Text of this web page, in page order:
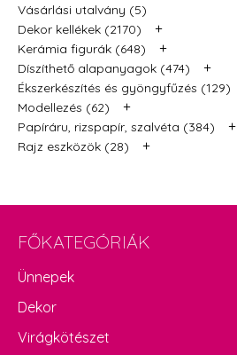
Vásárlási utalvány (5)
Dekor kellékek (2170)
+
Kerámia figurák (648) +
Díszíthető alapanyagok (474) +
Ékszerkészítés és gyöngyfűzés (129)
Modellezés (62) +
Papíráru, rizspapír, szalvéta (384) +
Rajz eszközök (28) +
FŐKATEGÓRIÁK
Ünnepek
Dekor
Virágkötészet